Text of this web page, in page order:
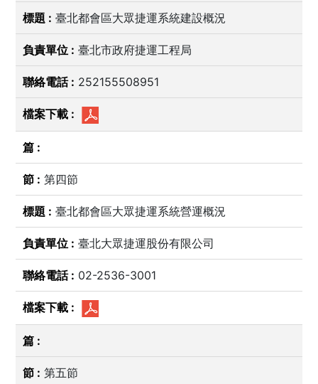
臺北都會區大眾捷運系統建設概況
臺北市政府捷運工程局
252155508951
第四節
臺北都會區大眾捷運系統營運概況
臺北大眾捷運股份有限公司
02-2536-3001
第五節